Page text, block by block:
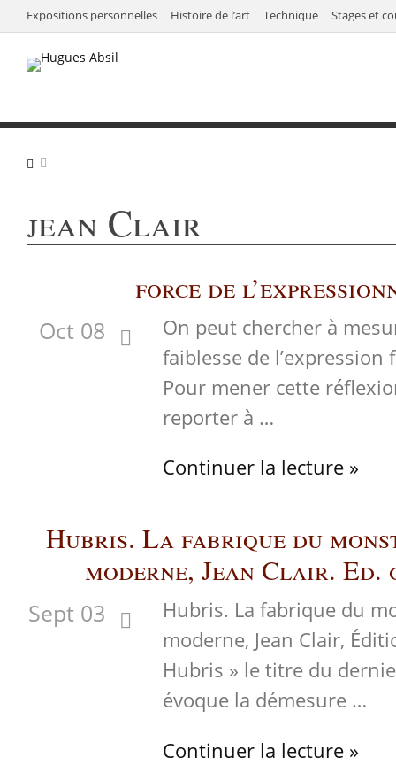
Expositions personnelles Histoire de l’art Technique Stages et
jean Clair
force de
Oct 08
On peut chercher à
faiblesse de
Pour mener cette
reporter à …
Continuer la lecture »
Hubris. La fabrique du
moderne, Jean Clair.
Sept 03
Hubris. La fabrique du
moderne, Jean Clair,
Hubris » le titre du
évoque la démesure …
Continuer la lecture »